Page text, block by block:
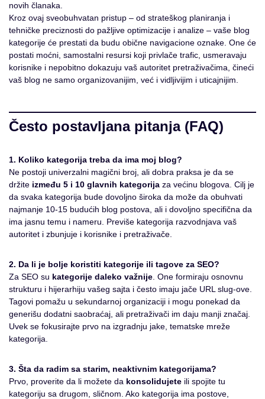
novih članaka.
Kroz ovaj sveobuhvatan pristup – od strateškog planiranja i
tehničke preciznosti do pažljive optimizacije i analize – vaše blog
kategorije će prestati da budu obične navigacione oznake. One će
postati moćni, samostalni resursi koji privlače trafic, usmeravaju
korisnike i nepobitno dokazuju vaš autoritet pretraživačima, čineći
vaš blog ne samo organizovanijim, već i vidljivijim i uticajnijim.
Često postavljana pitanja (FAQ)
1. Koliko kategorija treba da ima moj blog?
Ne postoji univerzalni magični broj, ali dobra praksa je da se
držite između 5 i 10 glavnih kategorija za većinu blogova. Cilj je
da svaka kategorija bude dovoljno široka da može da obuhvati
najmanje 10-15 budućih blog postova, ali i dovoljno specifična da
ima jasnu temu i nameru. Previše kategorija razvodnjava vaš
autoritet i zbunjuje i korisnike i pretraživače.
2. Da li je bolje koristiti kategorije ili tagove za SEO?
Za SEO su kategorije daleko važnije . One formiraju osnovnu
strukturu i hijerarhiju vašeg sajta i često imaju jače URL slug-ove.
Tagovi pomažu u sekundarnoj organizaciji i mogu ponekad da
generišu dodatni saobraćaj, ali pretraživači im daju manji značaj.
Uvek se fokusirajte prvo na izgradnju jake, tematske mreže
kategorija.
3. Šta da radim sa starim, neaktivnim kategorijama?
Prvo, proverite da li možete da konsolidujete ili spojite tu
kategoriju sa drugom, sličnom. Ako kategorija ima postove,